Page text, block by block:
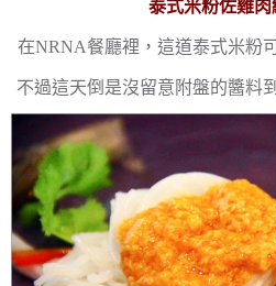
泰式米粉佐雞肉
在NRNA餐廳裡，這道泰式米粉
不過這天倒是沒留意附盤的醬料